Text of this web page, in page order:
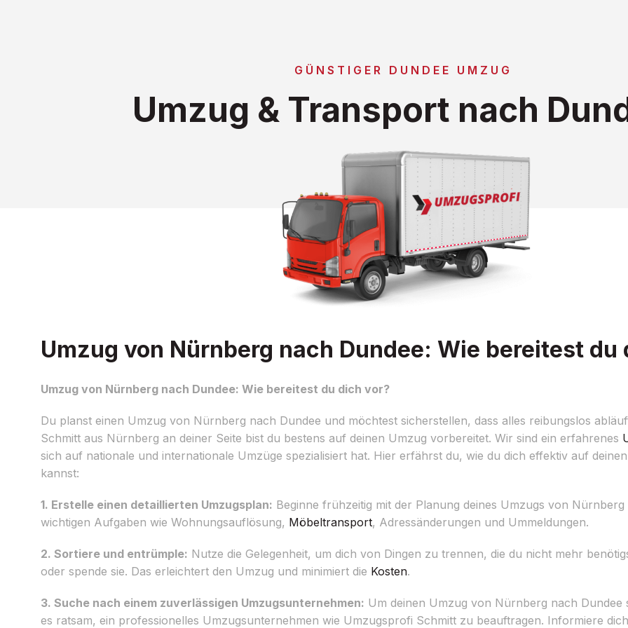
GÜNSTIGER DUNDEE UMZUG
Umzug & Transport nach
Umzug von Nürnberg nach Dundee: Wie bereitest du
Umzug von Nürnberg nach Dundee: Wie bereitest du dich vor?
Du planst einen Umzug von Nürnberg nach Dundee und möchtest sicherstellen, dass alles reibungslos
Schmitt aus Nürnberg an deiner Seite bist du bestens auf deinen Umzug vorbereitet. Wir sind ein erfahrenes
sich auf nationale und internationale Umzüge spezialisiert hat. Hier erfährst du, wie du dich effektiv auf
kannst:
1. Erstelle einen detaillierten Umzugsplan: Beginne frühzeitig mit der Planung deines Umzugs von
wichtigen Aufgaben wie Wohnungsauflösung, Möbeltransport, Adressänderungen und Ummeldungen.
2. Sortiere und entrümple: Nutze die Gelegenheit, um dich von Dingen zu trennen, die du nicht mehr
oder spende sie. Das erleichtert den Umzug und minimiert die Kosten.
3. Suche nach einem zuverlässigen Umzugsunternehmen: Um deinen Umzug von Nürnberg nach Dundee
es ratsam, ein professionelles Umzugsunternehmen wie Umzugsprofi Schmitt zu beauftragen. Informiere